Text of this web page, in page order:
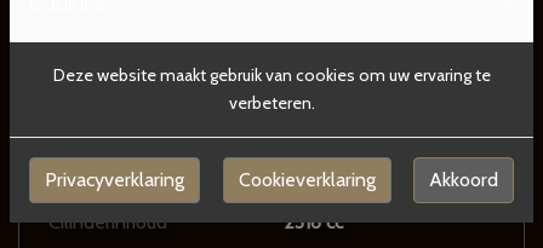
Deze website maakt gebruik van cookies om uw ervaring te
verbeteren.
Privacyverklaring Cookieverklaring Akkoord
Motor en transmissie
Benzine
Transmissie
Automaat
Aantal cilinders
4
Cilinderinhoud
2316 cc